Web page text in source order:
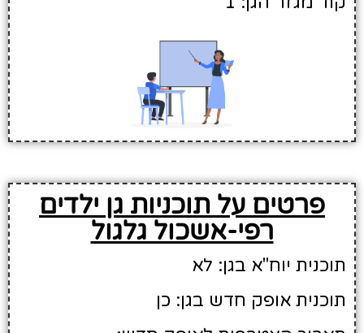
פרטים על תוכניות גן ילדים
רפי-אשכול גלגול
תוכנית יוח"א בגן: לא
תוכנית אופק חדש בגן: כן